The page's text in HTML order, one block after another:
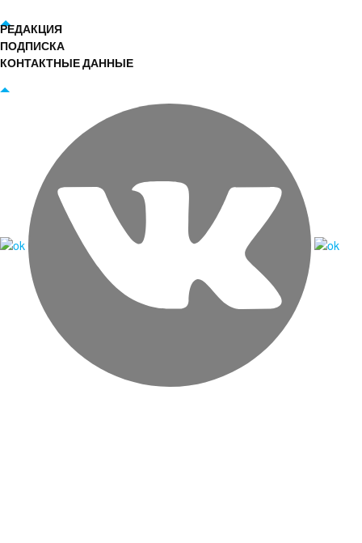
РЕДАКЦИЯ
ПОДПИСКА
КОНТАКТНЫЕ ДАННЫЕ